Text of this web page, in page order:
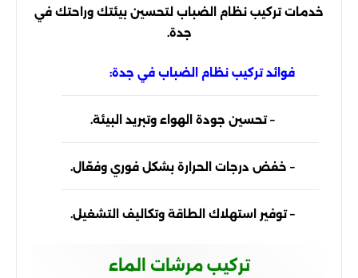
خدمات تركيب نظام الضباب لتحسين بيئتك وراحتك في
جدة.
فوائد تركيب نظام الضباب في جدة:
– تحسين جودة الهواء وتبريد البيئة.
– خفض درجات الحرارة بشكل فوري وفعّال.
– توفير استهلاك الطاقة وتكاليف التشغيل.
تركيب مرشات الماء